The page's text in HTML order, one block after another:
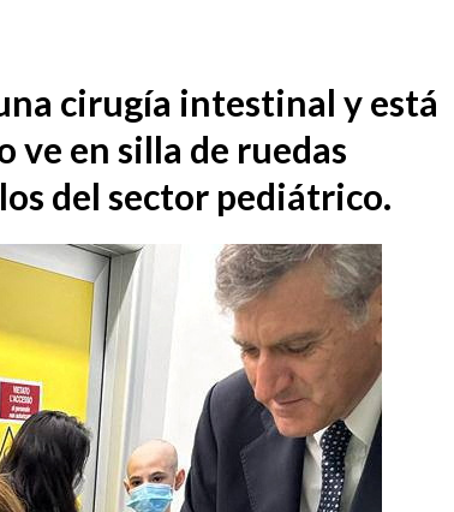
cirugía intestinal y está
ve en silla de ruedas
del sector pediátrico.